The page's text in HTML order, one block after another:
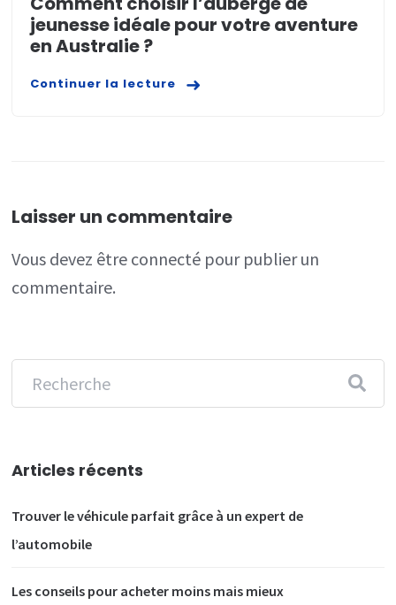
jeunesse idéale pour votre aventure
en Australie ?
Continuer la lecture
Laisser un commentaire
Vous devez être connecté pour publier un
commentaire.
Articles récents
Trouver le véhicule parfait grâce à un expert de
l’automobile
Les conseils pour acheter moins mais mieux